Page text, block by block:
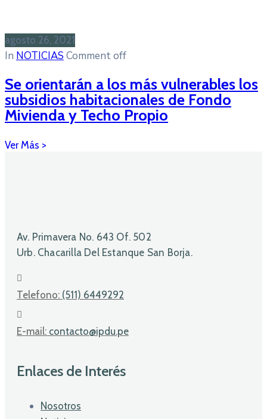
agosto 26, 2021
In NOTICIAS Comment off
Se orientarán a los más vulnerables los
subsidios habitacionales de Fondo
Mivienda y Techo Propio
Av. Primavera No. 643 Of. 502
Urb. Chacarilla Del Estanque San Borja.
Telefono: (511) 6449292
E-mail: contacto@ipdu.pe
Enlaces de Interés
Nosotros